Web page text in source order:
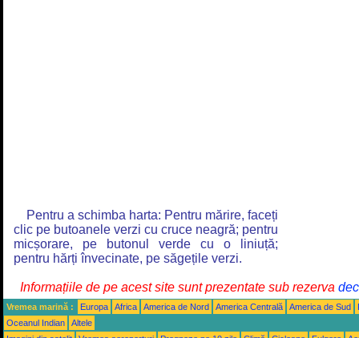
Pentru a schimba harta: Pentru mărire, faceți
clic pe butoanele verzi cu cruce neagră; pentru
micșorare, pe butonul verde cu o liniuță;
pentru hărți învecinate, pe săgețile verzi.
Informațiile de pe acest site sunt prezentate sub rezerva
Vremea marină : Europa Africa America de Nord America Centrală America de Sud
Oceanul Indian
Altele